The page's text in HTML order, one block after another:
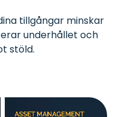
tillgångar minskar
underhållet och
stöld.